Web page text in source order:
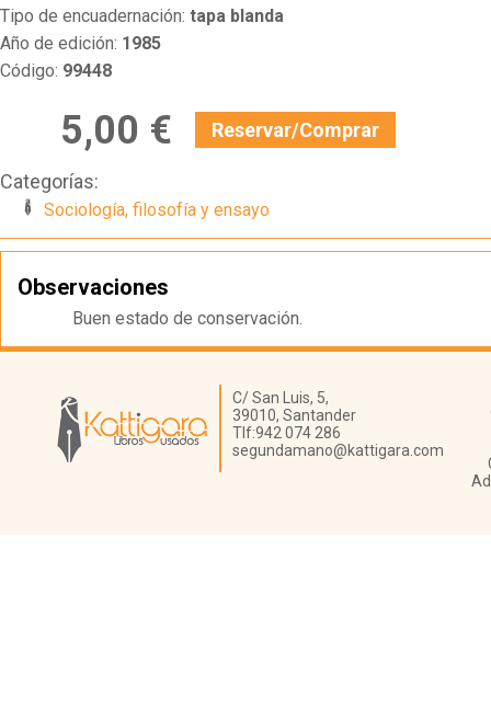
Tipo de encuadernación: tapa blanda
Año de edición: 1985
Código: 99448
5,00 € Reservar/Comprar
Categorías:
Sociología, filosofía y ensayo
Observaciones
Buen estado de conservación.
Librería Kattigara
C/ San Luis, 5,
39010, Santander
Tlf:942 074 286
segundamano@kattigara.com